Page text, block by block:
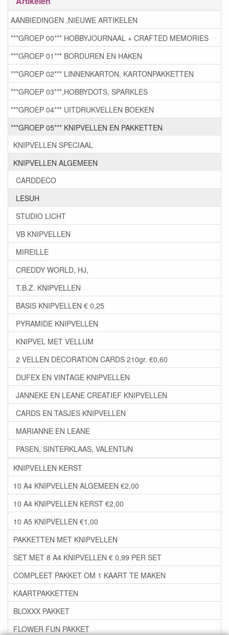
AANBIEDINGEN ,NIEUWE ARTIKELEN
***GROEP 00*** HOBBYJOURNAAL + CRAFTED MEMORIES
***GROEP 01*** BORDUREN EN HAKEN
***GROEP 02*** LINNENKARTON, KARTONPAKKETTEN
***GROEP 03***,HOBBYDOTS, SPARKLES
***GROEP 04*** UITDRUKVELLEN BOEKEN
***GROEP 05*** KNIPVELLEN EN PAKKETTEN
KNIPVELLEN SPECIAAL
KNIPVELLEN ALGEMEEN
CARDDECO
LESUH
STUDIO LICHT
VB KNIPVELLEN
MIREILLE
CREDDY WORLD, HJ,
T.B.Z. KNIPVELLEN
BASIS KNIPVELLEN € 0,25
PYRAMIDE KNIPVELLEN
KNIPVEL MET VELLUM
2 VELLEN DECORATION CARDS 210gr. €0,60
DUFEX EN VINTAGE KNIPVELLEN
JANNEKE EN LEANE CREATIEF KNIPVELLEN
CARDS EN TASJES KNIPVELLEN
MARIANNE EN LEANE
PASEN, SINTERKLAAS, VALENTIJN
KNIPVELLEN KERST
10 A4 KNIPVELLEN ALGEMEEN €2,00
10 A4 KNIPVELLEN KERST €2,00
10 A5 KNIPVELLEN €1,00
PAKKETTEN MET KNIPVELLEN
SET MET 8 A4 KNIPVELLEN € 0,99 PER SET
COMPLEET PAKKET OM 1 KAART TE MAKEN
KAARTPAKKETTEN
BLOXXX PAKKET
FLOWER FUN PAKKET